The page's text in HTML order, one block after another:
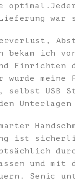
war
bekam ich
Einrichten
wurde meine
USB
ist
und mit
Senic